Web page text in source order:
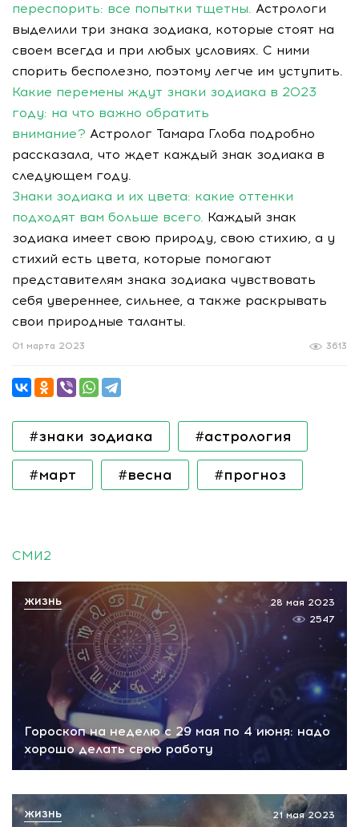
переспорить: все попытки тщетны. Астрологи
выделили три знака зодиака, которые стоят на
своем всегда и при любых условиях. С ними
спорить бесполезно, поэтому легче им уступить.
Какие перемены ждут знаки зодиака в 2023
году: на что важно обратить
внимание? Астролог Тамара Глоба подробно
рассказала, что ждет каждый знак зодиака в
следующем году.
Знаки зодиака и их цвета: какие оттенки
подходят вам больше всего. Каждый знак
зодиака имеет свою природу, свою стихию, а у
стихий есть цвета, которые помогают
представителям знака зодиака чувствовать
себя увереннее, сильнее, а также раскрывать
свои природные таланты.
3613
01 марта 2023
#знаки зодиака #астрология
#март #весна #прогноз
СМИ2
Гороскоп на неделю с 29 мая по 4 июня: надо
хорошо делать свою работу
28 мая 2023
2547
ЖИЗНЬ
21 мая 2023
ЖИЗНЬ